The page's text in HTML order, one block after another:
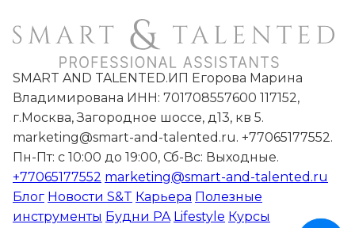
SMART AND TALENTED.ИП Егорова Марина
Владимирована ИНН: 701708557600 117152,
г.Москва, Загородное шоссе, д13, кв 5.
marketing@smart-and-talented.ru. +77065177552.
Пн-Пт: с 10:00 до 19:00, Сб-Вс: Выходные.
+77065177552 marketing@smart-and-talented.ru
Блог Новости S&T Карьера Полезные
инструменты Будни PA Lifestyle Курсы